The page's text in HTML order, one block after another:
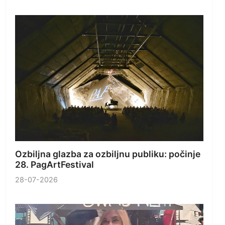
Ozbiljna glazba za ozbiljnu publiku: počinje
28. PagArtFestival
28-07-2026